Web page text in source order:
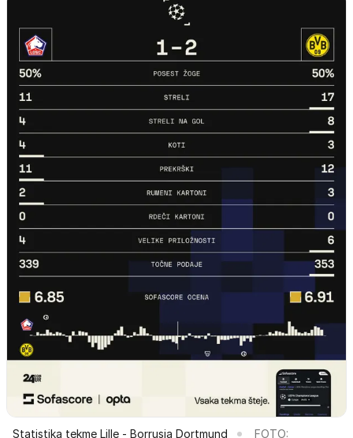
Statistika tekme Lille - Borrusia Dortmund FOTO: